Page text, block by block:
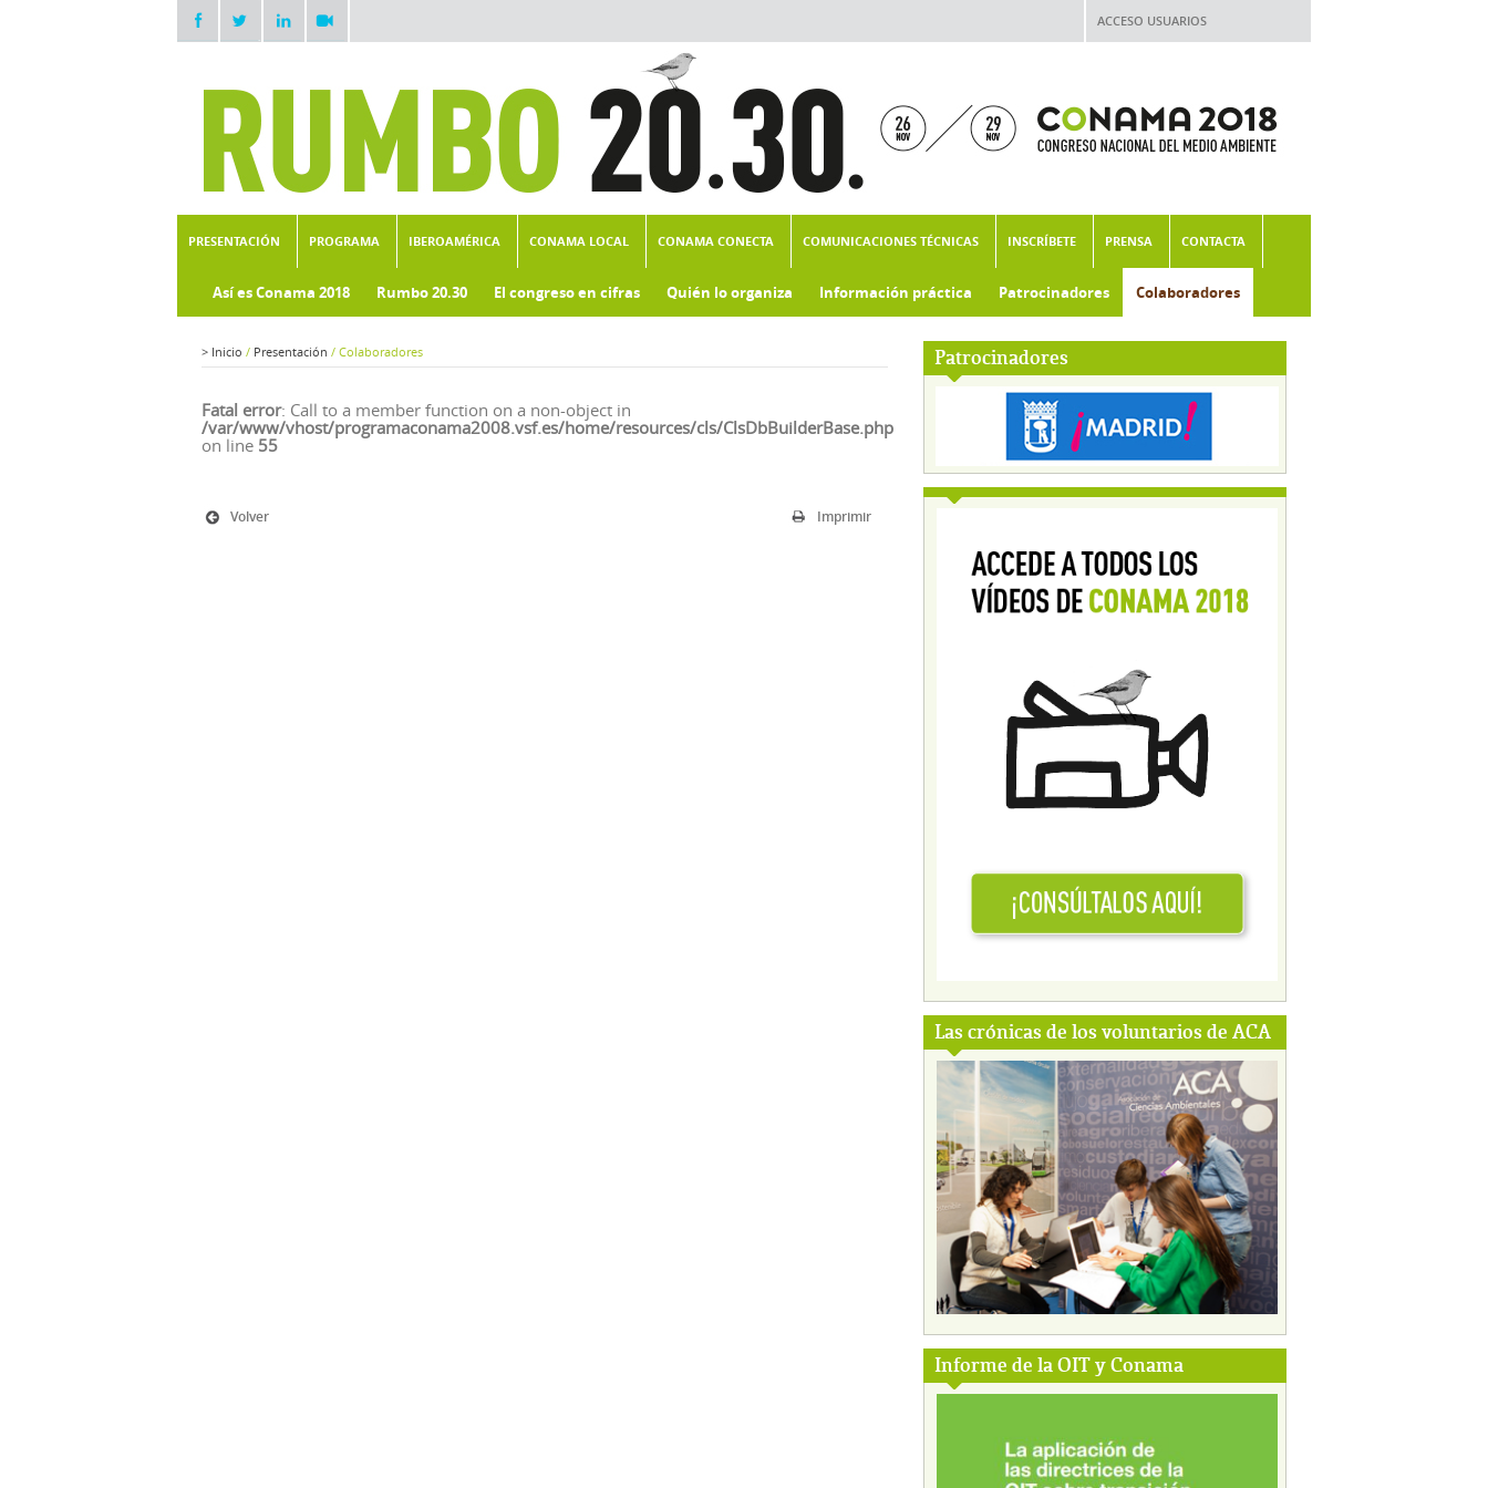
ACCESO USUARIOS
PRESENTACIÓN PROGRAMA IBEROAMÉRICA CONAMA LOCAL CONAMA CONECTA COMUNICACIONES TÉCNICAS INSCRÍBETE PRENSA CONTACTA
Así es Conama 2018 Rumbo 20.30 El congreso en cifras Quién lo organiza Información práctica Patrocinadores Colaboradores
Patrocinadores
Las crónicas de los voluntarios de ACA
Informe de la OIT y Conama
> Inicio / Presentación / Colaboradores
Fatal error: Call to a member function on a non-object in
/var/www/vhost/programaconama2008.vsf.es/home/resources/cls/ClsDbBuilderBase.php
on line 55
Imprimir
Volver